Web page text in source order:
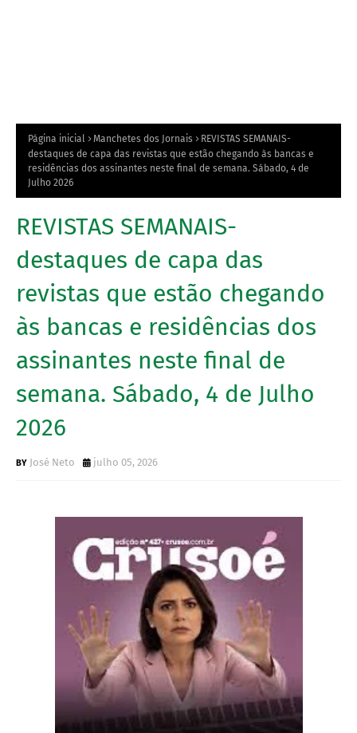
Página inicial Manchetes dos Jornais
REVISTAS SEMANAIS-
destaques de capa das revistas que estão chegando às bancas e
residências dos assinantes neste final de semana. Sábado, 4 de
Julho 2026
REVISTAS SEMANAIS-
destaques de capa das
revistas que estão chegando
às bancas e residências dos
assinantes neste final de
semana. Sábado, 4 de Julho
2026
José Neto julho 05, 2026